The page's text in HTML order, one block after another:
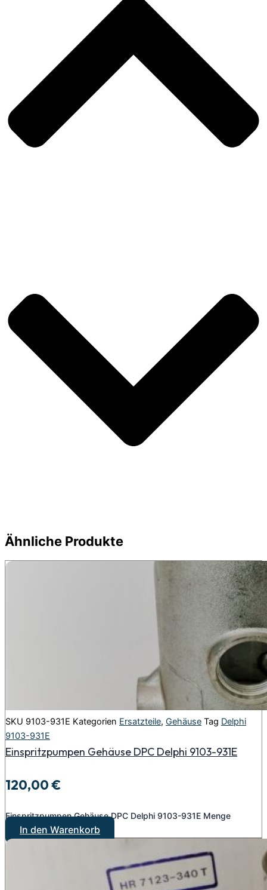
Ähnliche Produkte
SKU 9103-931E Kategorien Ersatzteile, Gehäuse Tag Delphi
9103-931E
Einspritzpumpen Gehäuse DPC Delphi 9103-931E
120,00€
Einspritzpumpen Gehäuse DPC Delphi 9103-931E Menge
In den Warenkorb